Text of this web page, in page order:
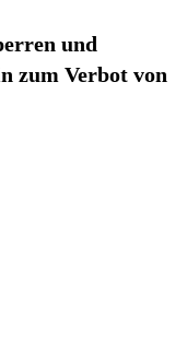
und
zum Verbot von